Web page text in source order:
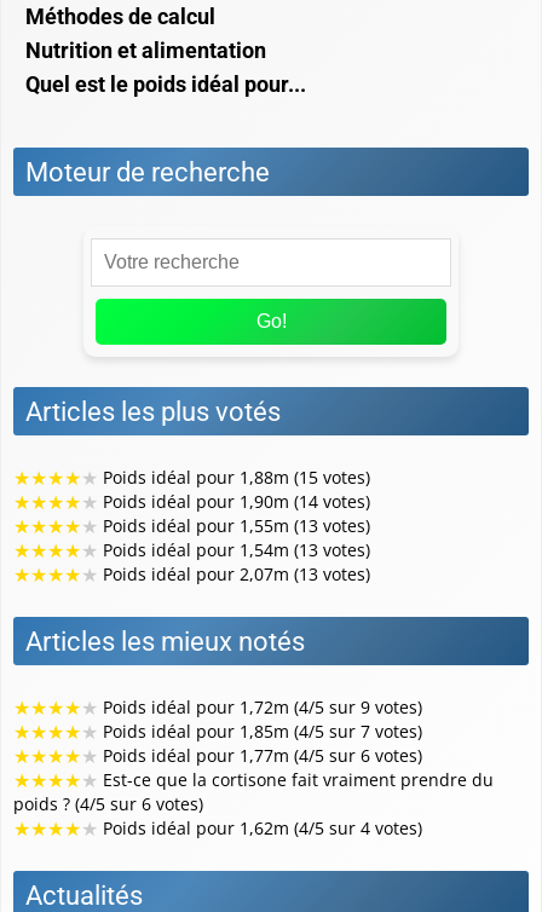
Méthodes de calcul
Nutrition et alimentation
Quel est le poids idéal pour...
Moteur de recherche
Go!
Articles les plus votés
★★★★★ Poids idéal pour 1,88m (15 votes)
★★★★★ Poids idéal pour 1,90m (14 votes)
★★★★★ Poids idéal pour 1,55m (13 votes)
★★★★★ Poids idéal pour 1,54m (13 votes)
★★★★★ Poids idéal pour 2,07m (13 votes)
Articles les mieux notés
★★★★★ Poids idéal pour 1,72m (4/5 sur 9 votes)
★★★★★ Poids idéal pour 1,85m (4/5 sur 7 votes)
★★★★★ Poids idéal pour 1,77m (4/5 sur 6 votes)
★★★★★ Est-ce que la cortisone fait vraiment prendre du
poids ? (4/5 sur 6 votes)
★★★★★ Poids idéal pour 1,62m (4/5 sur 4 votes)
Actualités